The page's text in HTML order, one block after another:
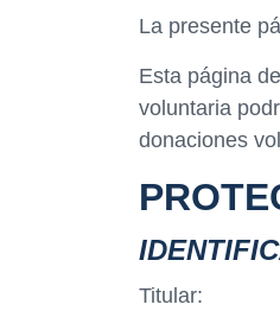
La presente
Esta página
voluntaria
donaciones
Titular: